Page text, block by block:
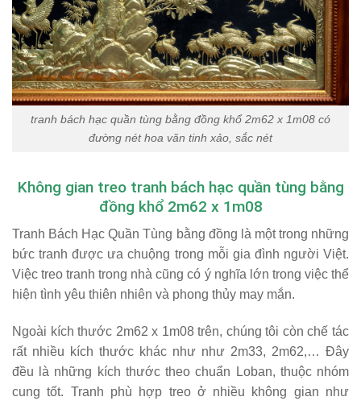
tranh bách hạc quần tùng bằng đồng khổ 2m62 x 1m08 có
đường nét hoa văn tinh xảo, sắc nét
Không gian treo tranh bách hạc quần tùng bằng
đồng khổ 2m62 x 1m08
Tranh Bách Hạc Quần Tùng bằng đồng là một trong những
bức tranh được ưa chuộng trong mỗi gia đình người Việt.
Việc treo tranh trong nhà cũng có ý nghĩa lớn trong việc thể
hiện tình yêu thiên nhiên và phong thủy may mắn.
Ngoài kích thước 2m62 x 1m08 trên, chúng tôi còn chế tác
rất nhiều kích thước khác như như 2m33, 2m62,… Đây
đều là những kích thước theo chuẩn Loban, thuộc nhóm
cung tốt. Tranh phù hợp treo ở nhiều không gian như